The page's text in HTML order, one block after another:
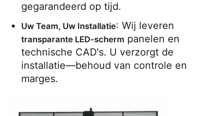
gegarandeerd op tijd.
Uw Team, Uw Installatie
transparante LED-scherm panelen en
technische CAD's. U verzorgt de
installatie—behoud van controle en
marges.